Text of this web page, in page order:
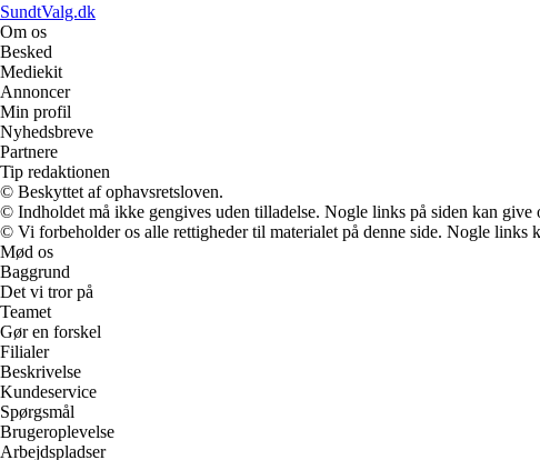
SundtValg.dk
Om os
Besked
Mediekit
Annoncer
Min profil
Nyhedsbreve
Partnere
Tip redaktionen
© Beskyttet af ophavsretsloven.
© Indholdet må ikke gengives uden tilladelse. Nogle links på siden kan give
© Vi forbeholder os alle rettigheder til materialet på denne side. Nogle
Mød os
Baggrund
Det vi tror på
Teamet
Gør en forskel
Filialer
Beskrivelse
Kundeservice
Spørgsmål
Brugeroplevelse
Arbejdspladser